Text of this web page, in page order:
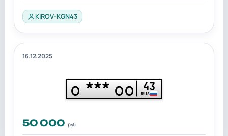
KIROV-KGN43
16.12.2025
О *** ОО 43
RUS
50 000 руб